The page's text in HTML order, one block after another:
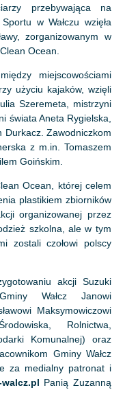
przebywająca na
w Wałczu wzięła
zorganizowanym w
Ocean.
miejscowościami
użyciu kajaków, wzięli
Szeremeta, mistrzyni
świata Aneta Rygielska,
Durkacz. Zawodniczkom
z m.in. Tomaszem
Goińskim.
Ocean, której celem
plastikiem zbiorników
organizowanej przez
szkolna, ale w tym
zostali czołowi polscy
akcji Suzuki
Wałcz Janowi
Maksymowiczowi
Rolnictwa,
Komunalnej) oraz
Gminy Wałcz
za medialny patronat i
Panią Zuzanną